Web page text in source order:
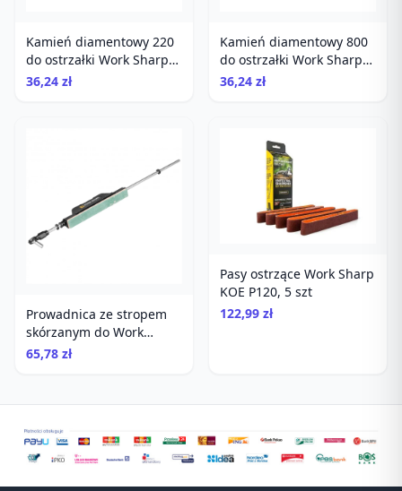
Kamień diamentowy 220
do ostrzałki Work Sharp
Precision Adjust
36,24 zł
Kamień diamentowy 800
do ostrzałki Work Sharp
Precision Adjust
36,24 zł
Prowadnica ze stropem
skórzanym do Work
Sharp Precision Adjust
65,78 zł
Pasy ostrzące Work Sharp
KOE P120, 5 szt
122,99 zł